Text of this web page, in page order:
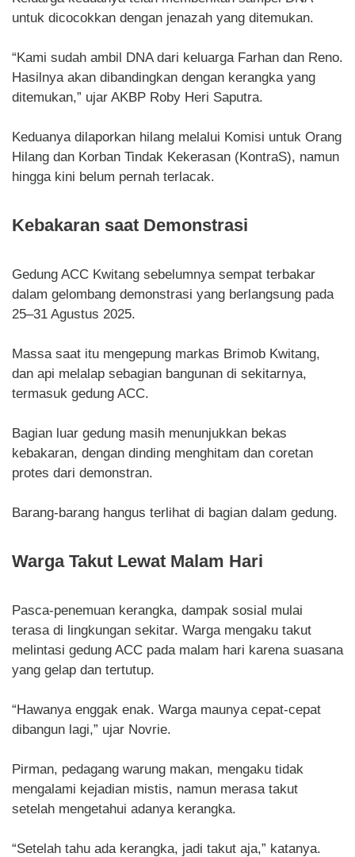
untuk dicocokkan dengan jenazah yang ditemukan.
“Kami sudah ambil DNA dari keluarga Farhan dan Reno.
Hasilnya akan dibandingkan dengan kerangka yang
ditemukan,” ujar AKBP Roby Heri Saputra.
Keduanya dilaporkan hilang melalui Komisi untuk Orang
Hilang dan Korban Tindak Kekerasan (KontraS), namun
hingga kini belum pernah terlacak.
Kebakaran saat Demonstrasi
Gedung ACC Kwitang sebelumnya sempat terbakar
dalam gelombang demonstrasi yang berlangsung pada
25–31 Agustus 2025.
Massa saat itu mengepung markas Brimob Kwitang,
dan api melalap sebagian bangunan di sekitarnya,
termasuk gedung ACC.
Bagian luar gedung masih menunjukkan bekas
kebakaran, dengan dinding menghitam dan coretan
protes dari demonstran.
Barang-barang hangus terlihat di bagian dalam gedung.
Warga Takut Lewat Malam Hari
Pasca-penemuan kerangka, dampak sosial mulai
terasa di lingkungan sekitar. Warga mengaku takut
melintasi gedung ACC pada malam hari karena suasana
yang gelap dan tertutup.
“Hawanya enggak enak. Warga maunya cepat-cepat
dibangun lagi,” ujar Novrie.
Pirman, pedagang warung makan, mengaku tidak
mengalami kejadian mistis, namun merasa takut
setelah mengetahui adanya kerangka.
“Setelah tahu ada kerangka, jadi takut aja,” katanya.